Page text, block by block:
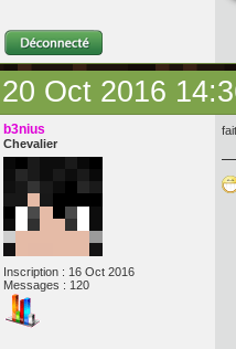
20 Oct 2016
b3nius
Chevalier
Inscription : 16 Oct 2016
Messages : 120